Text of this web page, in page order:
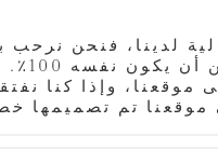
لدينا، فنحن
الأحلام
فسيكون 100% نفس الصورة المعروضة على